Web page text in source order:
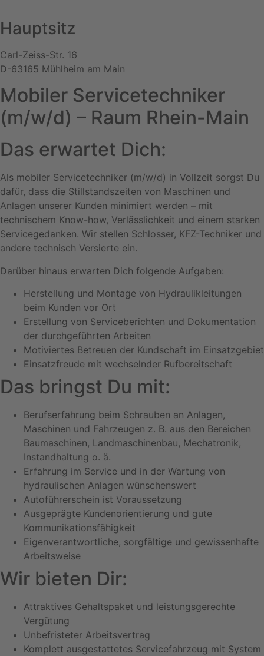
Inhalt
springen
Hauptsitz
Carl-Zeiss-Str. 16
D-63165 Mühlheim am Main
Mobiler Servicetechniker
(m/w/d) – Raum Rhein-Main
Das erwartet Dich:
Als mobiler Servicetechniker (m/w/d) in Vollzeit sorgst Du
dafür, dass die Stillstandszeiten von Maschinen und
Anlagen unserer Kunden minimiert werden – mit
technischem Know-how, Verlässlichkeit und einem starken
Servicegedanken. Wir stellen Schlosser, KFZ-Techniker und
andere technisch Versierte ein.
Darüber hinaus erwarten Dich folgende Aufgaben:
Herstellung und Montage von Hydraulikleitungen
beim Kunden vor Ort
Erstellung von Serviceberichten und Dokumentation
der durchgeführten Arbeiten
Motiviertes Betreuen der Kundschaft im Einsatzgebiet
Einsatzfreude mit wechselnder Rufbereitschaft
Das bringst Du mit:
Berufserfahrung beim Schrauben an Anlagen,
Maschinen und Fahrzeugen z. B. aus den Bereichen
Baumaschinen, Landmaschinenbau, Mechatronik,
Instandhaltung o. ä.
Erfahrung im Service und in der Wartung von
hydraulischen Anlagen wünschenswert
Autoführerschein ist Voraussetzung
Ausgeprägte Kundenorientierung und gute
Kommunikationsfähigkeit
Eigenverantwortliche, sorgfältige und gewissenhafte
Arbeitsweise
Wir bieten Dir:
Attraktives Gehaltspaket und leistungsgerechte
Vergütung
Unbefristeter Arbeitsvertrag
Komplett ausgestattetes Servicefahrzeug mit System